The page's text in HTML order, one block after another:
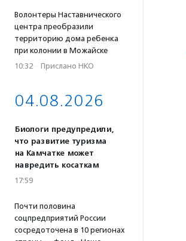
Волонтеры Наставнического
центра преобразили
территорию дома ребенка
при колонии в Можайске
10:32 · Прислано НКО
04.08.2026
Биологи предупредили,
что развитие туризма
на Камчатке может
навредить косаткам
17:59
Почти половина
соцпредприятий России
сосредоточена в 10 регионах